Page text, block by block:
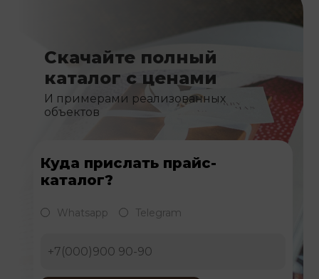
Скачайте полный
каталог с ценами
И примерами реализованных
объектов
Куда прислать прайс-
каталог?
Whatsapp Telegram